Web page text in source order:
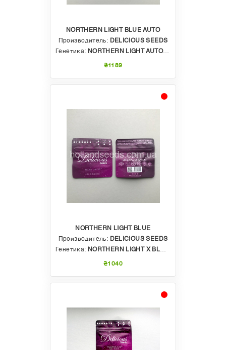
NORTHERN LIGHT BLUE AUTO
Производитель: DELICIOUS SEEDS
Генетика: NORTHERN LIGHT AUTO X BLUEBERRY AUTO
₴1189
NORTHERN LIGHT BLUE
Производитель: DELICIOUS SEEDS
Генетика: NORTHERN LIGHT X BLUEBERRY DJ SHORT
₴1040